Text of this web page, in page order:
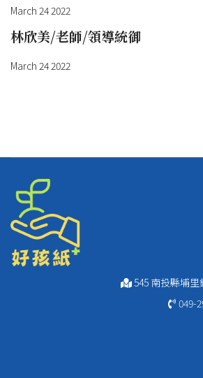
March 24 2022
林欣美/老師/領導統御
March 24 2022
545 南投縣埔里
049-